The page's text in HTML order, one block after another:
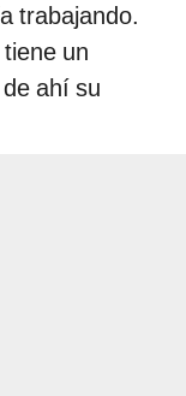
trabajando.
un
ahí su